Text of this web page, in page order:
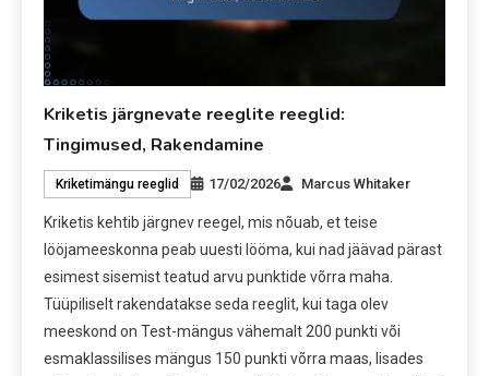
Kriketis järgnevate reeglite reeglid:
Tingimused, Rakendamine
Kriketimängu reeglid 17/02/2026 Marcus Whitaker
Kriketis kehtib järgnev reegel, mis nõuab, et teise
lööjameeskonna peab uuesti lööma, kui nad jäävad pärast
esimest sisemist teatud arvu punktide võrra maha.
Tüüpiliselt rakendatakse seda reeglit, kui taga olev
meeskond on Test-mängus vähemalt 200 punkti või
esmaklassilises mängus 150 punkti võrra maas, lisades